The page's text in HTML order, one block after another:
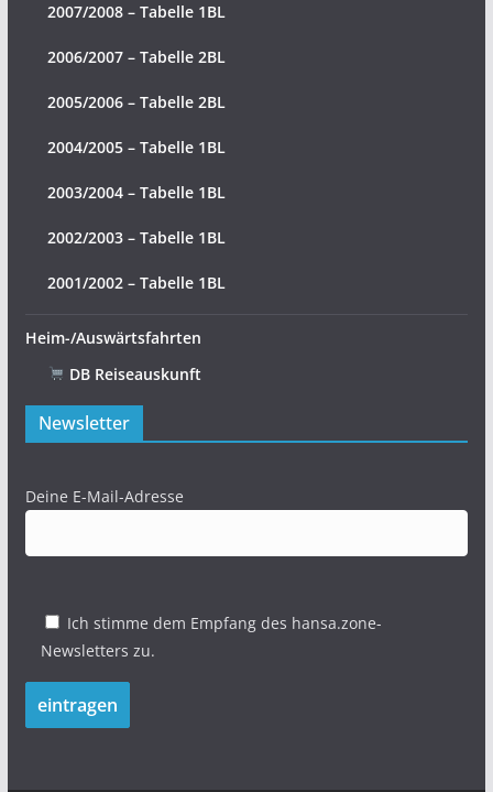
2007/2008 – Tabelle 1BL
2006/2007 – Tabelle 2BL
2005/2006 – Tabelle 2BL
2004/2005 – Tabelle 1BL
2003/2004 – Tabelle 1BL
2002/2003 – Tabelle 1BL
2001/2002 – Tabelle 1BL
Heim-/Auswärtsfahrten
DB Reiseauskunft
Newsletter
Deine E-Mail-Adresse
Ich stimme dem Empfang des hansa.zone-
Newsletters zu.